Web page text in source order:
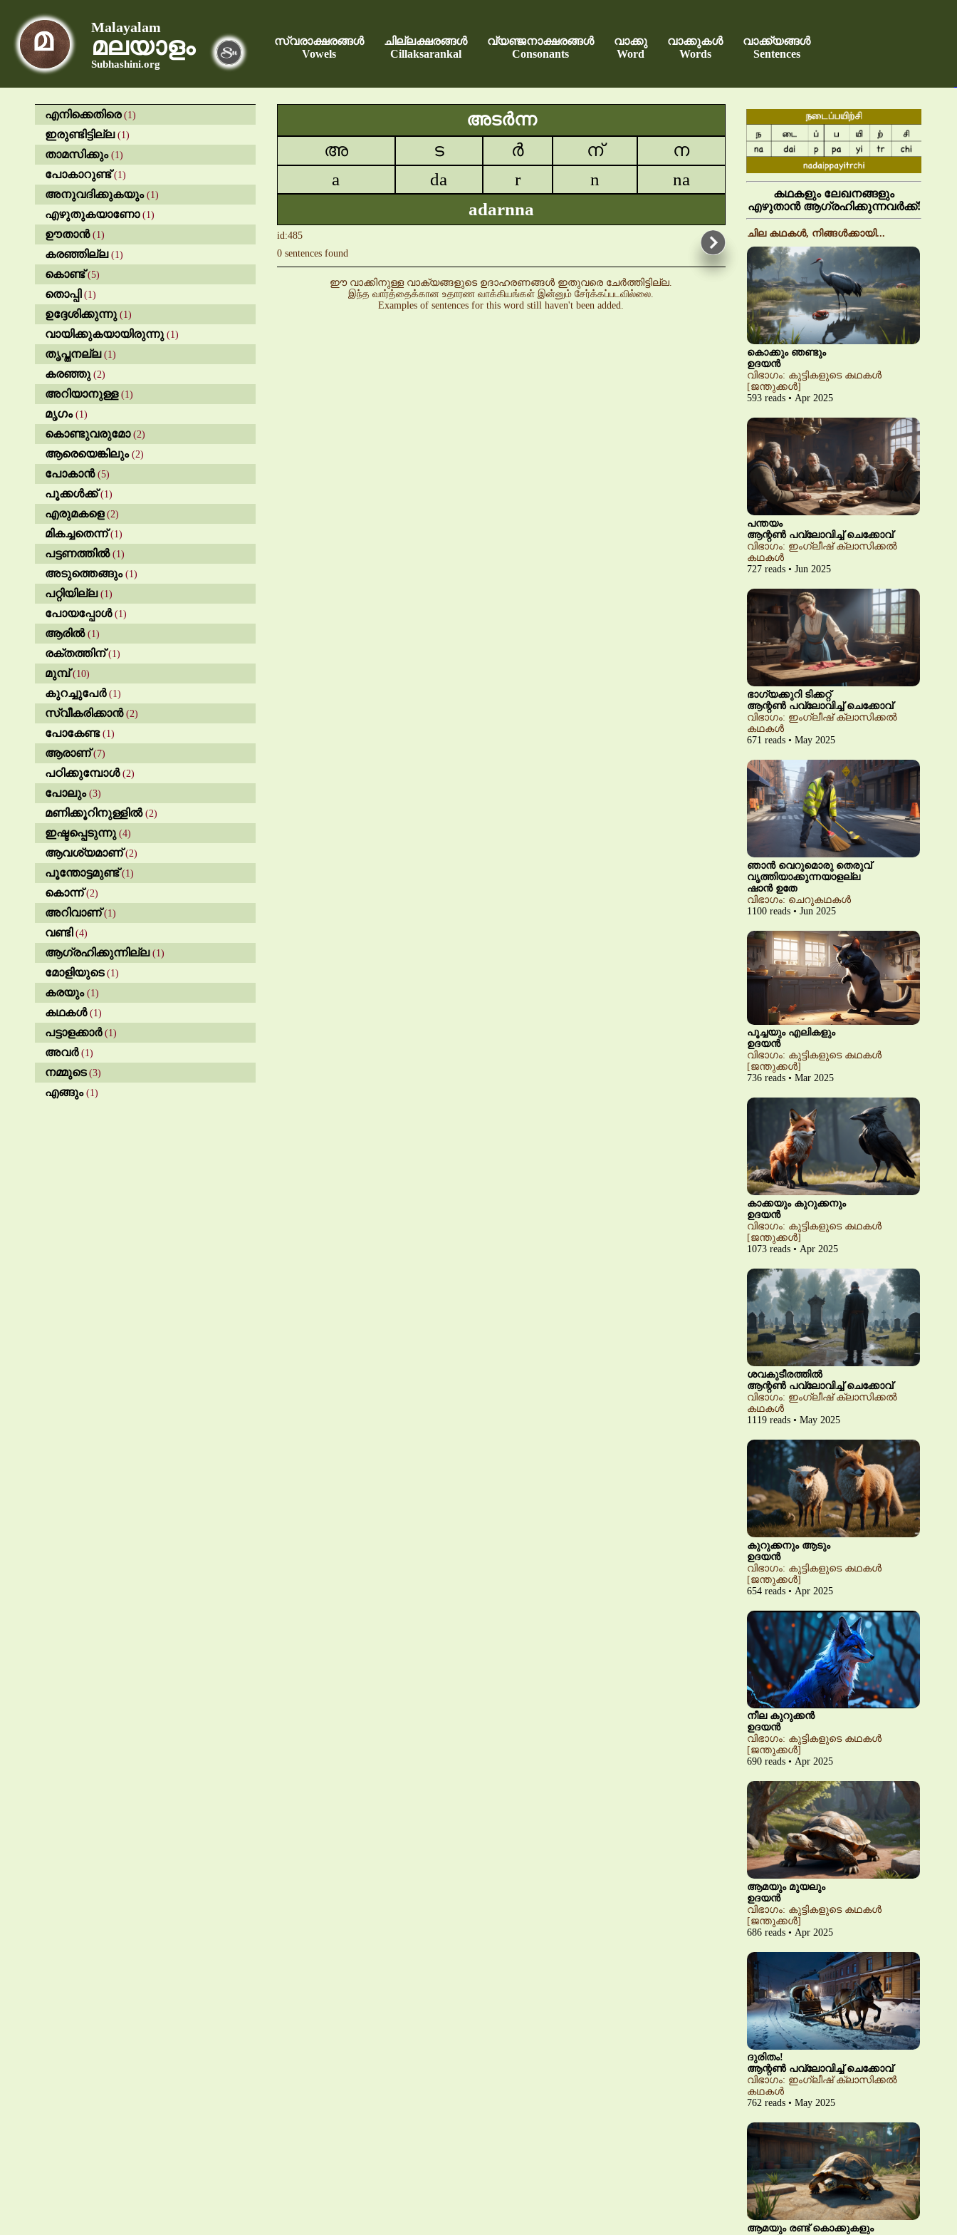
Malayalam
മലയാളം
Subhashini.org
സ്വരാക്ഷരങ്ങൾ
Vowels
ചില്ലക്ഷരങ്ങൾ
Cillaksarankal
വ്യഞ്ജനാക്ഷരങ്ങൾ
Consonants
വാക്കു
Word
വാക്കുകൾ
Words
വാക്ക്യങ്ങൾ
Sentences
എനിക്കെതിരെ(1)
ഇരുണ്ടിട്ടില്ല(1)
താമസിക്കും(1)
പോകാറുണ്ട്(1)
അനുവദിക്കുകയും(1)
എഴുതുകയാണോ(1)
ഊതാൻ(1)
കരഞ്ഞില്ല(1)
കൊണ്ട്(5)
തൊപ്പി (1)
ഉദ്ദേശിക്കുന്നു (1)
വായിക്കുകയായിരുന്നു (1)
തൃപ്തനല്ല(1)
കരഞ്ഞു (2)
അറിയാനുള്ള(1)
മൃഗം(1)
കൊണ്ടുവരുമോ(2)
ആരെയെങ്കിലും(2)
പോകാൻ(5)
പൂക്കൾക്ക്(1)
എരുമകളെ(2)
മികച്ചതെന്ന്(1)
പട്ടണത്തിൽ(1)
അടുത്തെങ്ങും(1)
പറ്റിയില്ല(1)
പോയപ്പോൾ(1)
ആരിൽ(1)
രക്തത്തിന്(1)
മുമ്പ്(10)
കുറച്ചുപേർ(1)
സ്വീകരിക്കാൻ(2)
പോകേണ്ട(1)
ആരാണ്(7)
പഠിക്കുമ്പോൾ(2)
പോലും(3)
മണിക്കൂറിനുള്ളിൽ(2)
ഇഷ്ടപ്പെടുന്നു (4)
ആവശ്യമാണ്(2)
പൂന്തോട്ടമുണ്ട്(1)
കൊന്ന്(2)
അറിവാണ്(1)
വണ്ടി (4)
ആഗ്രഹിക്കുന്നില്ല(1)
മോളിയുടെ(1)
കരയും(1)
കഥകൾ(1)
പട്ടാളക്കാർ(1)
അവര്‍(1)
നമ്മുടെ(3)
എങ്ങും(1)
അടർന്ന
അ
ട ർ ന്
ന
a
da r n
na
adarnna
id:485
0 sentences found
ഈ വാക്കിനുള്ള വാക്യങ്ങളുടെ ഉദാഹരണങ്ങൾ ഇതുവരെ ചേർത്തിട്ടില്ല.
இந்த வார்த்தைக்கான உதாரண வாக்கியங்கள் இன்னும் சேர்க்கப்படவில்லை.
Examples of sentences for this word still haven't been added.
കഥകളും ലേഖനങ്ങളും
എഴുതാൻ ആഗ്രഹിക്കുന്നവർക്ക്!
ചില കഥകൾ, നിങ്ങൾക്കായി...
കൊക്കും ഞണ്ടും
ഉദയൻ
വിഭാഗം: കുട്ടികളുടെ കഥകൾ
[ജന്തുക്കൾ]
593 reads • Apr 2025
പന്തയം
ആന്റൺ പവ്‌ലോവിച്ച് ചെക്കോവ്
വിഭാഗം: ഇംഗ്ലീഷ് ക്ലാസിക്കൽ
കഥകൾ
727 reads • Jun 2025
ഭാഗ്യക്കുറി ടിക്കറ്റ്
ആന്റൺ പവ്‌ലോവിച്ച് ചെക്കോവ്
വിഭാഗം: ഇംഗ്ലീഷ് ക്ലാസിക്കൽ
കഥകൾ
671 reads • May 2025
ഞാൻ വെറുമൊരു തെരുവ്
വൃത്തിയാക്കുന്നയാളല്ല
ഷാൻ ഉതേ
വിഭാഗം: ചെറുകഥകൾ
1100 reads • Jun 2025
പൂച്ചയും എലികളും
ഉദയൻ
വിഭാഗം: കുട്ടികളുടെ കഥകൾ
[ജന്തുക്കൾ]
736 reads • Mar 2025
കാക്കയും കുറുക്കനും
ഉദയൻ
വിഭാഗം: കുട്ടികളുടെ കഥകൾ
[ജന്തുക്കൾ]
1073 reads • Apr 2025
ശവകുടീരത്തിൽ
ആന്റൺ പവ്‌ലോവിച്ച് ചെക്കോവ്
വിഭാഗം: ഇംഗ്ലീഷ് ക്ലാസിക്കൽ
കഥകൾ
1119 reads • May 2025
കുറുക്കനും ആടും
ഉദയൻ
വിഭാഗം: കുട്ടികളുടെ കഥകൾ
[ജന്തുക്കൾ]
654 reads • Apr 2025
നീല കുറുക്കൻ
ഉദയൻ
വിഭാഗം: കുട്ടികളുടെ കഥകൾ
[ജന്തുക്കൾ]
690 reads • Apr 2025
ആമയും മുയലും
ഉദയൻ
വിഭാഗം: കുട്ടികളുടെ കഥകൾ
[ജന്തുക്കൾ]
686 reads • Apr 2025
ദുരിതം!
ആന്റൺ പവ്‌ലോവിച്ച് ചെക്കോവ്
വിഭാഗം: ഇംഗ്ലീഷ് ക്ലാസിക്കൽ
കഥകൾ
762 reads • May 2025
ആമയും രണ്ട് കൊക്കുകളും